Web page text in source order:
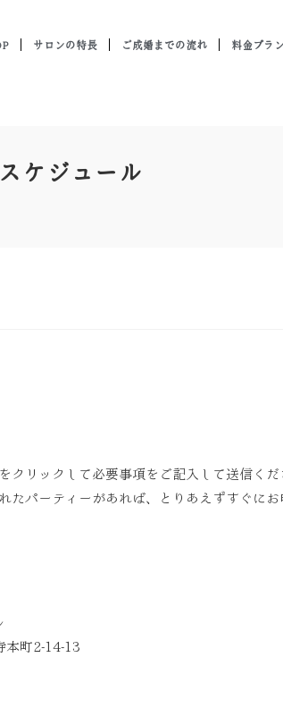
サロンの特長 ご成婚までの流れ 料金プラ
ケジュール
クリックして必要事項をご記入して送信くだ
たパーティーがあれば、とりあえずすぐにお
2-14-13